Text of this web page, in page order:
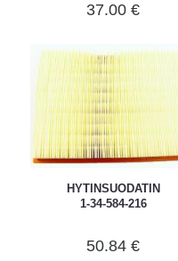
37.00 €
HYTINSUODATIN
1-34-584-216
50.84 €